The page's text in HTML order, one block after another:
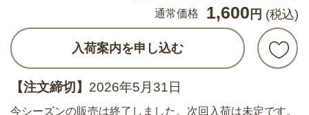
通常価格
1,600 円 (税込)
入荷案内を申し込む
【注文締切】 2026年5月31日
今シーズンの販売は終了しました。次回入荷は未定です。